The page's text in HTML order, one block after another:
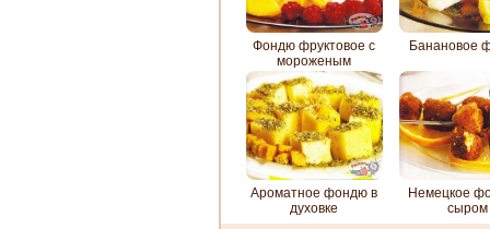
Фондю фруктовое с
мороженым
Банановое
Ароматное фондю в
духовке
Немецкое
сыром